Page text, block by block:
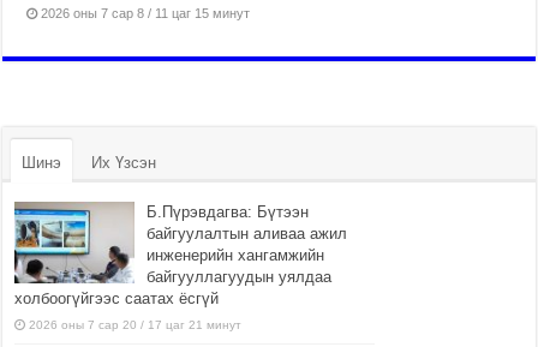
2026 оны 7 сар 8 / 11 цаг 15 минут
Шинэ Их Үзсэн
Б.Пүрэвдагва: Бүтээн
байгуулалтын аливаа ажил
инженерийн хангамжийн
байгууллагуудын уялдаа
холбоогүйгээс саатах ёсгүй
2026 оны 7 сар 20 / 17 цаг 21 минут